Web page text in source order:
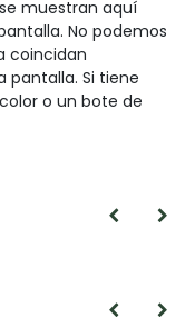
muestran aquí
No podemos
coincidan
pantalla. Si tiene
o un bote de